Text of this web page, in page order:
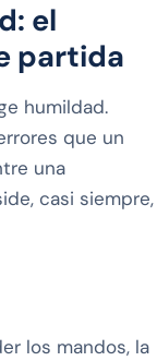
el
partida
humildad.
que un
una
casi siempre,
los mandos, la